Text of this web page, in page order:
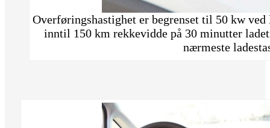
Overføringshastighet er begrenset til 50 kw
inntil 150 km rekkevidde på 30 minutter
nærmeste